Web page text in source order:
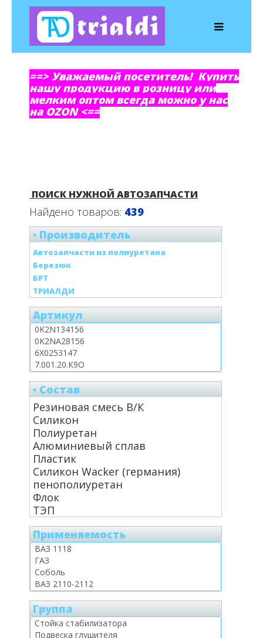
==> Уважаемый посетитель! Купить
нашу продукцию в розницу или
мелким оптом всегда можно у нас
на OZON <==
ПОИСК НУЖНОЙ АВТОЗАПЧАСТИ
Найдено товаров: 439
Производитель
Автозапчасти из полиуретана
Березюк
БРТ
ТРИАЛДИ
Артикул
Состав
Резиновая смесь В/К
Силикон
Полиуретан
Алюминиевый сплав
Пластик
Силикон Wacker (германия)
пенополиуретан
Флок
ТЭП
Применяемость
Группа